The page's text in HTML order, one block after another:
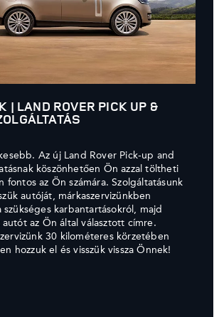
| LAND ROVER PICK UP &
Az új Land Rover Pick-up and
köszönhetően Ön azzal töltheti
fontos az Ön számára. Szolgáltatásunk
autóját, márkaszervizünkben
karbantartásokról, majd
autót az Ön által választott címre.
30 kilométeres körzetében
hozzuk el és visszük vissza Önnek!